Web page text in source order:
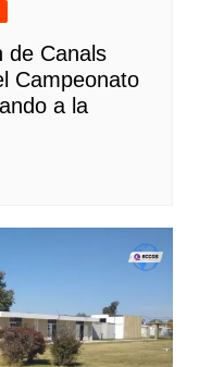
de Canals
Campeonato
a la